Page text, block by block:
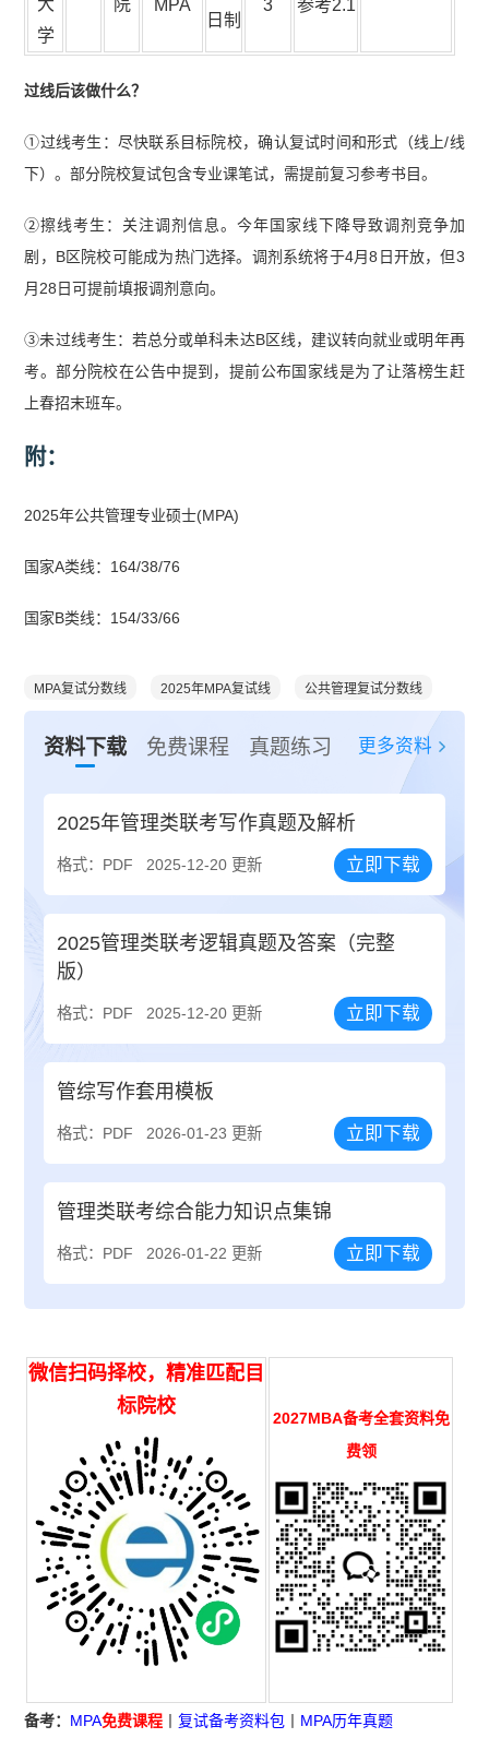
学
MPA
日制
3 参考2.1
过线后该做什么？
①过线考生：尽快联系目标院校，确认复试时间和形式（线上/线
下）。部分院校复试包含专业课笔试，需提前复习参考书目。
②擦线考生：关注调剂信息。今年国家线下降导致调剂竞争加
剧，B区院校可能成为热门选择。调剂系统将于4月8日开放，但3
月28日可提前填报调剂意向。
③未过线考生：若总分或单科未达B区线，建议转向就业或明年再
考。部分院校在公告中提到，提前公布国家线是为了让落榜生赶
上春招末班车。
附：
2025年公共管理专业硕士(MPA)
国家A类线：164/38/76
国家B类线：154/33/66
MPA复试分数线 2025年MPA复试线 公共管理复试分数线
资料下载 免费课程 真题练习 更多资料
2025年管理类联考写作真题及解析
格式：PDF 2025-12-20 更新 立即下载
2025管理类联考逻辑真题及答案（完整
版）
格式：PDF 2025-12-20 更新 立即下载
管综写作套用模板
格式：PDF 2026-01-23 更新 立即下载
管理类联考综合能力知识点集锦
格式：PDF 2026-01-22 更新 立即下载
微信扫码择校，精准匹配目
标院校
2027MBA备考全套资料免
费领
备考： MPA免费课程 丨复试备考资料包 MPA历年真题